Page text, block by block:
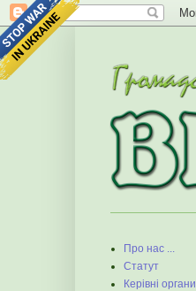
Про нас ...
Статут
Керівні органи